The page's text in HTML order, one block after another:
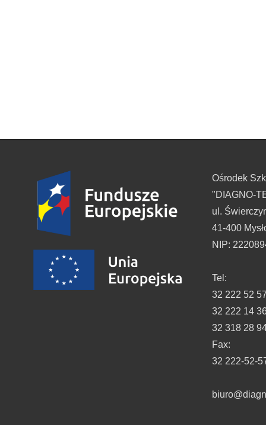
Ośrodek
"DIAGNO-
ul.
41-400
NIP:
Tel:
32 222 52
32 222 14
32 318 28
Fax:
32 222-52-